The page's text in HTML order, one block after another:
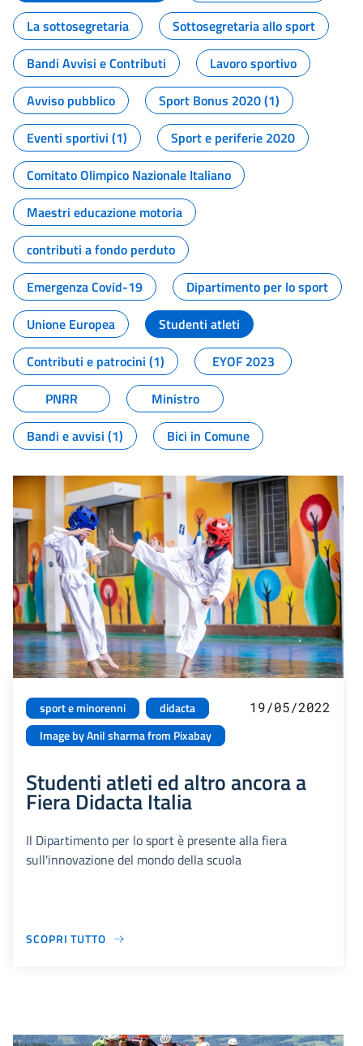
La sottosegretaria
Sottosegretaria allo sport
Bandi Avvisi e Contributi
Lavoro sportivo
Avviso pubblico
Sport Bonus 2020 (1)
Eventi sportivi (1)
Sport e periferie 2020
Comitato Olimpico Nazionale Italiano
Maestri educazione motoria
contributi a fondo perduto
Emergenza Covid-19
Dipartimento per lo sport
Unione Europea
Studenti atleti
Contributi e patrocini (1)
EYOF 2023
PNRR
Ministro
Bandi e avvisi (1)
Bici in Comune
sport e minorenni
didacta
Image by Anil sharma from Pixabay
19/05/2022
Studenti atleti ed altro ancora a
Fiera Didacta Italia
Il Dipartimento per lo sport è presente alla fiera
sull'innovazione del mondo della scuola
SCOPRI TUTTO